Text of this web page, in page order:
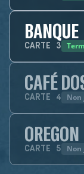
BANQUE
CARTE 3
CAFÉ
CARTE 4 Non
OREGON
CARTE 5 Non